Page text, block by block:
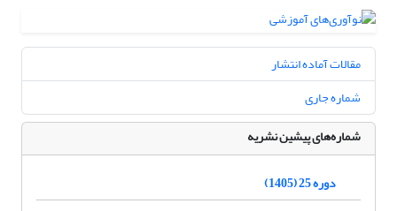
مقالات آماده انتشار
شماره جاری
شماره‌های پیشین نشریه
دوره 25 (1405)